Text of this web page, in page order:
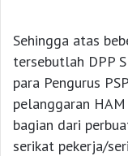
Sehingga atas
tersebutlah DPP
para Pengurus
pelanggaran
bagian dari
serikat pekerja/